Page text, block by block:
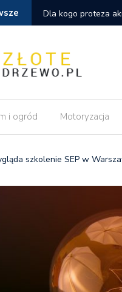
Dlaczego
wdrożeniu zmian?
i ogród Motoryzacja
szkolenie SEP w